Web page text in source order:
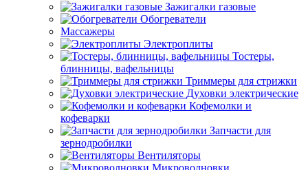
Зажигалки газовые
Обогреватели
Массажеры
Электроплиты
Тостеры,
блинницы, вафельницы
Триммеры для стрижки
Духовки электрические
Кофемолки и
кофеварки
Запчасти для
зернодробилки
Вентиляторы
Микроволновки